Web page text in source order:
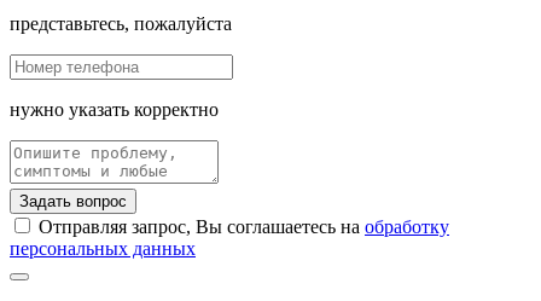
представьтесь, пожалуйста
нужно указать корректно
Задать вопрос
Отправляя запрос, Вы соглашаетесь на обработку
персональных данных